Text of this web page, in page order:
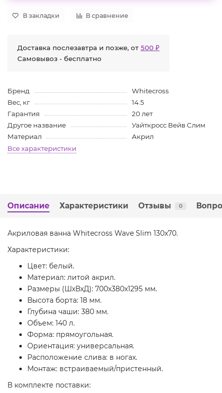
В закладки В сравнение
Доставка послезавтра и позже, от 500 ₽
Самовывоз - бесплатно
Бренд
Whitecross
Вес, кг
14.5
Гарантия
20 лет
Другое название
Уайткросс Вейв Слим
Материал
Акрил
Все характеристики
Описание Характеристики Отзывы 0
Акриловая ванна Whitecross Wave Slim 130x70.
Характеристики:
Цвет: белый.
Материал: литой акрил.
Размеры (ШхВхД): 700х380х1295 мм.
Высота борта: 18 мм.
Глубина чаши: 380 мм.
Объем: 140 л.
Форма: прямоугольная.
Ориентация: универсальная.
Расположение слива: в ногах.
Монтаж: встраиваемый/пристенный.
В комплекте поставки: